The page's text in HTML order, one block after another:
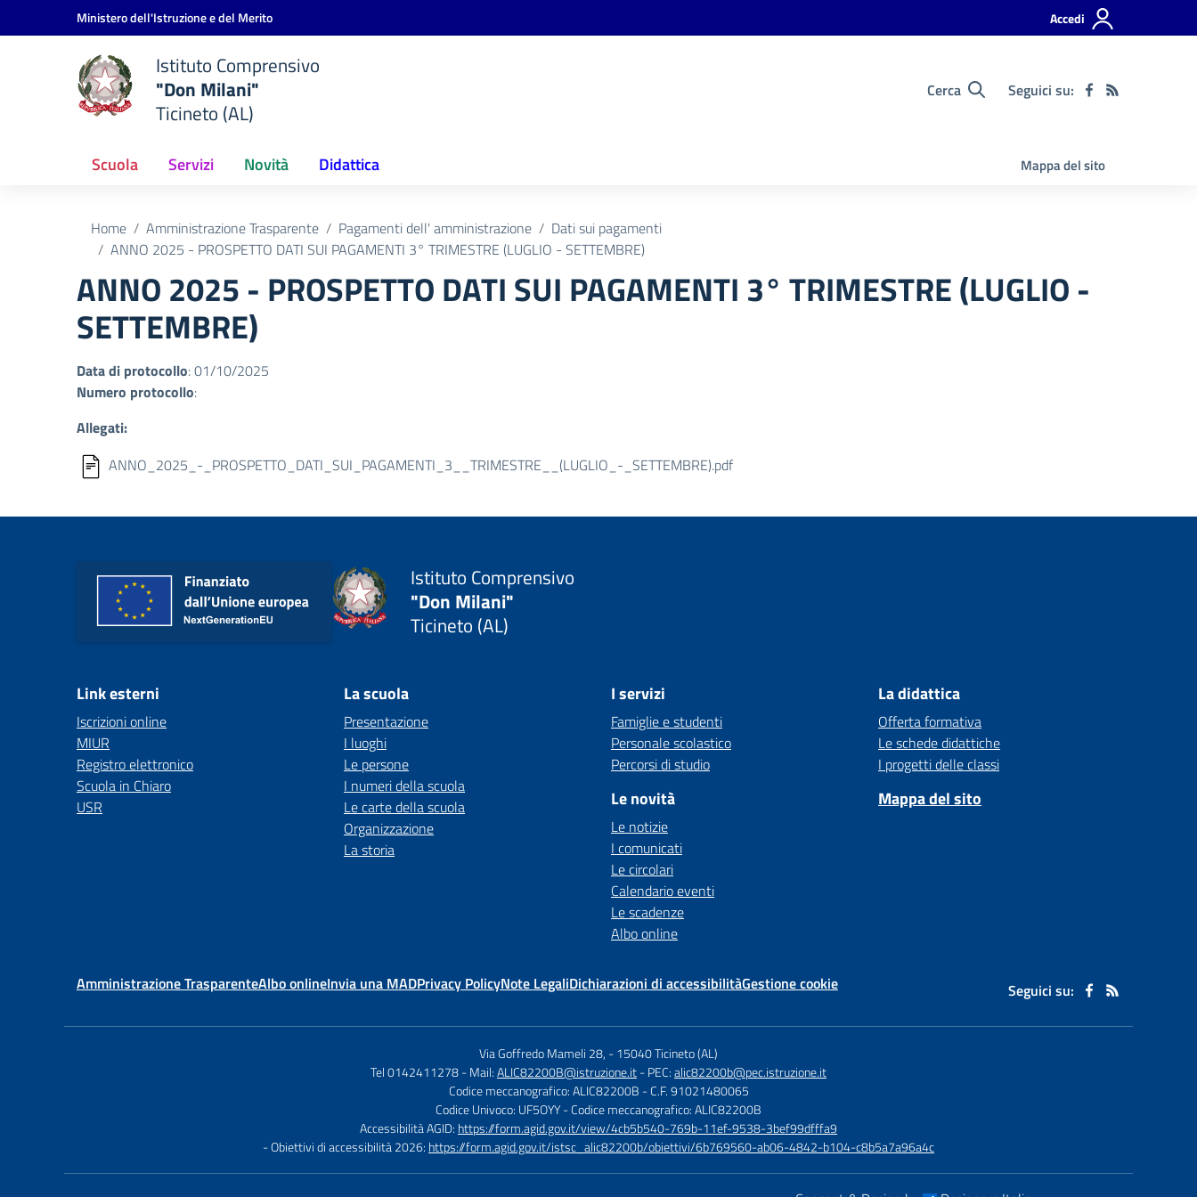
Vai ai contenuti
Vai al menu di navigazioneMinistero dell'Istruzione e del Merito Accedi
Istituto Comprensivo
"Don Milani"
Ticineto (AL)
Cerca Seguici su:
Scuola Servizi Novità Didattica Mappa del sito
Home Amministrazione Trasparente Pagamenti dell' amministrazione
Dati sui pagamenti
ANNO 2025 - PROSPETTO DATI SUI PAGAMENTI 3° TRIMESTRE (LUGLIO - SETTEMBRE)
ANNO 2025 - PROSPETTO DATI SUI PAGAMENTI 3° TRIMESTRE (LUGLIO -
SETTEMBRE)
Data di protocollo: 01/10/2025
Numero protocollo:
Allegati:
ANNO_2025_-_PROSPETTO_DATI_SUI_PAGAMENTI_3__TRIMESTRE__(LUGLIO_-_SETTEMBRE).pdf
Istituto Comprensivo
"Don Milani"
Ticineto (AL)
Link esterni
Iscrizioni online
MIUR
Registro elettronico
Scuola in Chiaro
USR
La scuola
Presentazione
I luoghi
Le persone
I numeri della scuola
Le carte della scuola
Organizzazione
La storia
I servizi
Famiglie e studenti
Personale scolastico
Percorsi di studio
Le novità
Le notizie
I comunicati
Le circolari
Calendario eventi
Le scadenze
Albo online
La didattica
Offerta formativa
Le schede didattiche
I progetti delle classi
Mappa del sito
Amministrazione TrasparenteAlbo onlineInvia una MADPrivacy PolicyNote LegaliDichiarazioni di accessibilitàGestione cookie Seguici su:
Via Goffredo Mameli 28, -15040 Ticineto (AL)
Tel 0142411278- Mail:ALIC82200B@istruzione.it- PEC:alic82200b@pec.istruzione.it
Codice meccanografico: ALIC82200B - C.F. 91021480065
Codice Univoco: UF5OYY- Codice meccanografico: ALIC82200B
Accessibilità AGID: https://form.agid.gov.it/view/4cb5b540-769b-11ef-9538-3bef99dfffa9
- Obiettivi di accessibilità 2026: https://form.agid.gov.it/istsc_alic82200b/obiettivi/6b769560-ab06-4842-b104-c8b5a7a96a4c